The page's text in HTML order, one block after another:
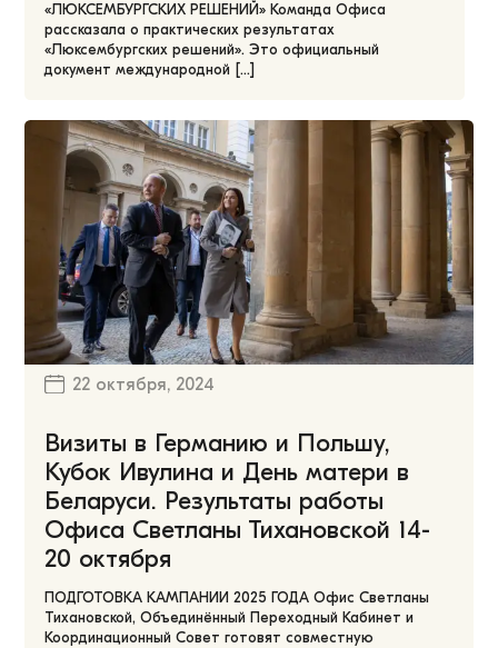
«ЛЮКСЕМБУРГСКИХ РЕШЕНИЙ» Команда Офиса
рассказала о практических результатах
«Люксембургских решений». Это официальный
документ международной […]
22 октября, 2024
Визиты в Германию и Польшу,
Кубок Ивулина и День матери в
Беларуси. Результаты работы
Офиса Светланы Тихановской 14-
20 октября
ПОДГОТОВКА КАМПАНИИ 2025 ГОДА Офис Светланы
Тихановской, Объединённый Переходный Кабинет и
Координационный Совет готовят совместную